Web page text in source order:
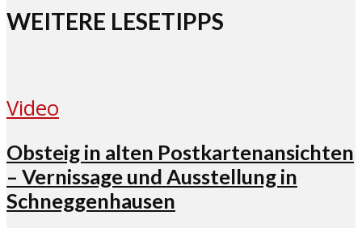
WEITERE LESETIPPS
Video
Obsteig in alten Postkartenansichten
– Vernissage und Ausstellung in
Schneggenhausen